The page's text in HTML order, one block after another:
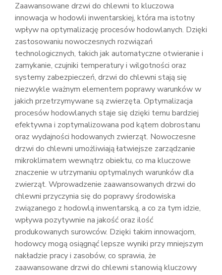
Zaawansowane drzwi do chlewni to kluczowa
innowacja w hodowli inwentarskiej, która ma istotny
wpływ na optymalizację procesów hodowlanych. Dzięki
zastosowaniu nowoczesnych rozwiązań
technologicznych, takich jak automatyczne otwieranie i
zamykanie, czujniki temperatury i wilgotności oraz
systemy zabezpieczeń, drzwi do chlewni stają się
niezwykle ważnym elementem poprawy warunków w
jakich przetrzymywane są zwierzęta. Optymalizacja
procesów hodowlanych staje się dzięki temu bardziej
efektywna i zoptymalizowana pod kątem dobrostanu
oraz wydajności hodowanych zwierząt. Nowoczesne
drzwi do chlewni umożliwiają łatwiejsze zarządzanie
mikroklimatem wewnątrz obiektu, co ma kluczowe
znaczenie w utrzymaniu optymalnych warunków dla
zwierząt. Wprowadzenie zaawansowanych drzwi do
chlewni przyczynia się do poprawy środowiska
związanego z hodowlą inwentarską, a co za tym idzie,
wpływa pozytywnie na jakość oraz ilość
produkowanych surowców. Dzięki takim innowacjom,
hodowcy mogą osiągnąć lepsze wyniki przy mniejszym
nakładzie pracy i zasobów, co sprawia, że
zaawansowane drzwi do chlewni stanowią kluczowy